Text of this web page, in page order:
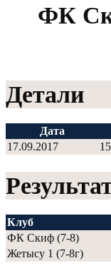
ФК
Детали
Дата
17.09.2017
Клуб
ФК Скиф (7-8)
Жетысу 1 (7-8г)